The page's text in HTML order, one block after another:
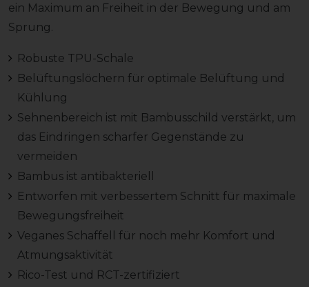
ein Maximum an Freiheit in der Bewegung und am
Sprung.
Robuste TPU-Schale
Belüftungslöchern für optimale Belüftung und
Kühlung
Sehnenbereich ist mit Bambusschild verstärkt, um
das Eindringen scharfer Gegenstände zu
vermeiden
Bambus ist antibakteriell
Entworfen mit verbessertem Schnitt für maximale
Bewegungsfreiheit
Veganes Schaffell für noch mehr Komfort und
Atmungsaktivität
Rico-Test und RCT-zertifiziert